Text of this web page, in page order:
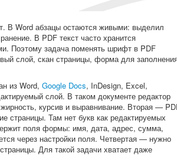
В Word абзацы остаются живыми: выделил
В PDF текст часто хранится
Поэтому задача поменять шрифт в PDF
слой, скан страницы, форма для
из Word, Google Docs, InDesign, Excel,
слой. В таком документе редактор
курсив и выравнивание. Вторая —
страницы. Там нет букв как редактируемых
поля формы: имя, дата, адрес, сумма,
через настройки поля. Четвертая — нужно
Для такой задачи хватает даже